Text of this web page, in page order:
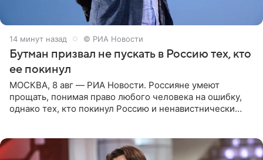
14 минут назад © РИА Новости
Бутман призвал не пускать в Россию тех, кто
ее покинул
МОСКВА, 8 авг — РИА Новости. Россияне умеют
прощать, понимая право любого человека на ошибку,
однако тех, кто покинул Россию и ненавистнически